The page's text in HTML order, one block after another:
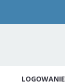
LOGOWANIE